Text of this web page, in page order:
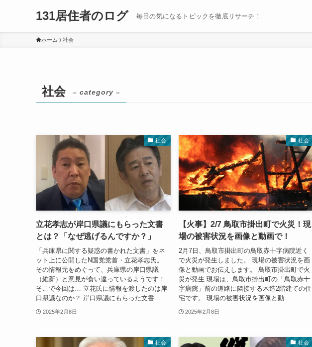
131居住者のログ 毎日の気になるトピックを徹底リサーチ！
ホーム 社会
社会 – category –
社会
立花孝志が岸口県議にもらった文書
とは？「なぜ逃げるんですか？」
「兵庫県に関する疑惑の書かれた文書」をネ
ット上に公開したN国党党首・立花孝志氏。
その情報元をめぐって、兵庫県の岸口県議
（維新）と意見が食い違っているようです！
そこで今回は… 立花氏に情報を渡したのは岸
口県議なのか？ 岸口県議にもらった文書...
2025年2月8日
社会
【火事】2/7 鳥取市掛出町で火災！現
場の被害状況を画像と動画で！
2月7日、鳥取市掛出町の鳥取赤十字病院近く
で火災が発生しました。 現場の被害状況を画
像と動画でお伝えします。 鳥取市掛出町で火
災が発生 現場は、鳥取市掛出町の「鳥取赤十
字病院」前の道路に隣接する木造2階建ての住
宅です。 現場の被害状況を画像と動...
2025年2月8日
社会 社会